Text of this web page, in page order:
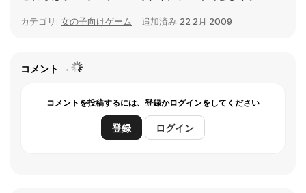
カテゴリ: 女の子向けゲーム 追加済み 22 2月 2009
コメント
コメントを投稿するには、登録かログインをしてください
登録 ログイン